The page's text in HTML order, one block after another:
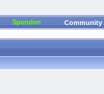
Spenden Community